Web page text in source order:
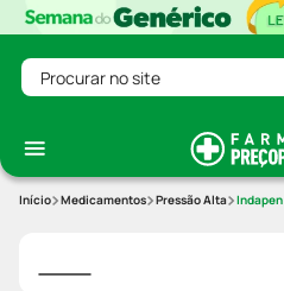
Procurar no site
Medicamentos Pressão Alta